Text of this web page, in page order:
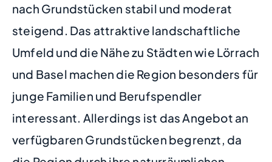
nach Grundstücken stabil und moderat
steigend. Das attraktive landschaftliche
Umfeld und die Nähe zu Städten wie Lörrach
und Basel machen die Region besonders für
junge Familien und Berufspendler
interessant. Allerdings ist das Angebot an
verfügbaren Grundstücken begrenzt, da